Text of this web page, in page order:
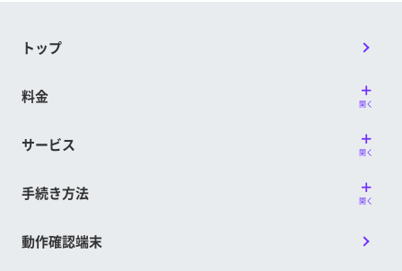
トップ
料金 開く
サービス 開く
手続き方法 開く
動作確認端末